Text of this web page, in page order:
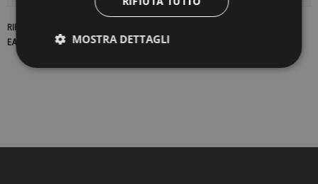
RIFERIMENTO
EAN13
2900000201439MOSTRA DETTAGLI